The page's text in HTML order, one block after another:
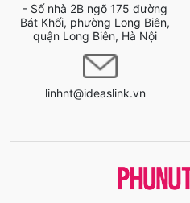
- Số nhà 2B ngõ 175 đường
Bát Khối, phường Long Biên,
quận Long Biên, Hà Nội
linhnt@ideaslink.vn